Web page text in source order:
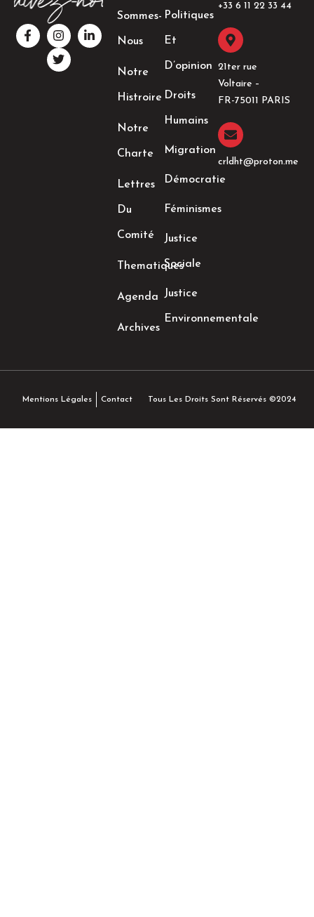
F
a
c
I
n
s
t
a
L
i
n
T
w
i
t
t
Sommes-
Nous
Notre
Histroire
Notre
Charte
Lettres
Du
Comité
Thematiques
Agenda
Archives
Politiques
Et
D’opinion
Droits
Humains
Migration
Démocratie
Féminismes
Justice
Sociale
Justice
Environnementale
+33 6 11 22 33 44​
21ter rue
Voltaire –
FR-75011 PARIS
crldht@proton.me
Mentions Légales Contact Tous Les Droits Sont Réservés ©2024